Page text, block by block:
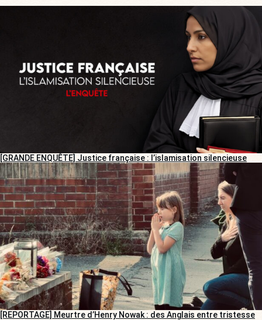
[GRANDE ENQUÊTE] Justice française : l’islamisation silencieuse
[REPORTAGE] Meurtre d’Henry Nowak : des Anglais entre tristesse